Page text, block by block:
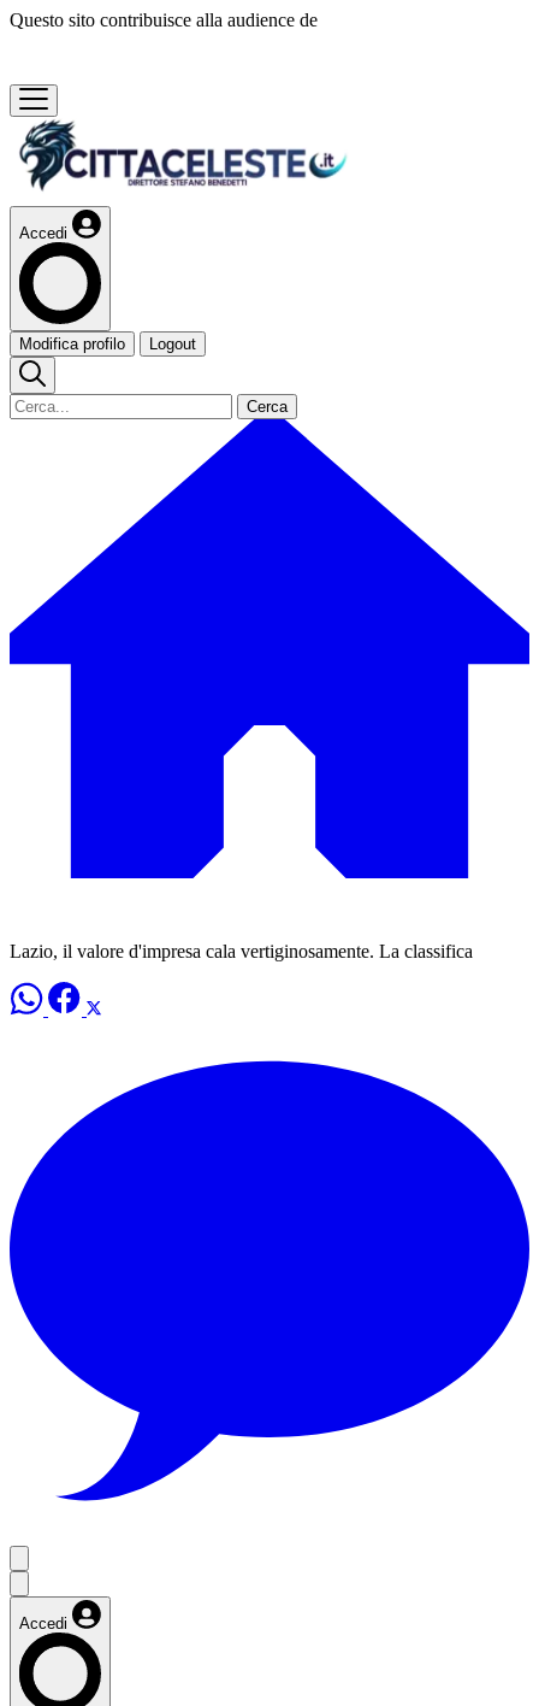
Questo sito contribuisce alla audience de
Accedi
Modifica profilo Logout
Cerca
Lazio, il valore d'impresa cala vertiginosamente. La classifica
Accedi